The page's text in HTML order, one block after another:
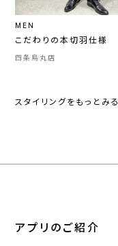
MEN
こだわりの本切羽仕様
四条烏丸店
スタイリングをもっとみる
アプリのご紹介